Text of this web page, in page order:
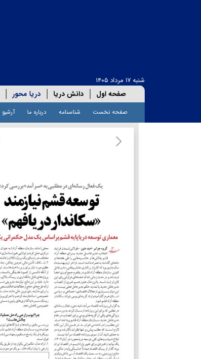
شنبه ۱۷ مرداد ۱۴۰۵
صفحه اول دانش دریا دریا محور
صفحه نخست شناسنامه درباره ما آرشیو